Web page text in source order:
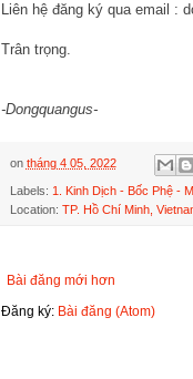
Liên hệ đăng ký qua email :
Trân trọng.
-Dongquangus-
on tháng 4 05, 2022
Labels: 1. Kinh Dịch - Bốc Phệ -
Location: TP. Hồ Chí Minh,
Bài đăng mới hơn
Đăng ký: Bài đăng (Atom)